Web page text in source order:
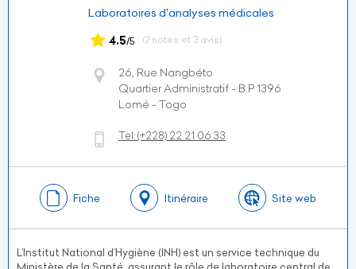
Laboratoires d'analyses médicales
4.5/5 (2 notes et 3 avis)
26, Rue Nangbéto
Quartier Administratif - B.P 1396
Lomé - Togo
Tel:(+228) 22 21 06 33
Fiche Itinéraire Site web
L’Institut National d’Hygiène (INH) est un service technique du